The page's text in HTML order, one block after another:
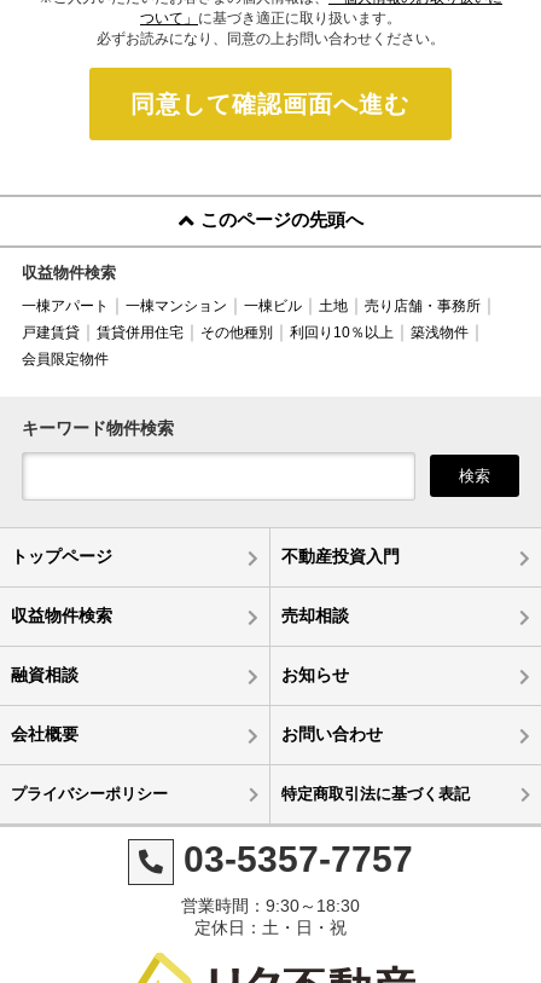
ついて」 に基づき適正に取り扱います。
必ずお読みになり、同意の上お問い合わせください。
同意して確認画面へ進む
このページの先頭へ
収益物件検索
一棟アパート 一棟マンション 一棟ビル 土地
売り店舗・事務所
戸建賃貸
賃貸併用住宅 その他種別 利回り10％以上
築浅物件
会員限定物件
キーワード物件検索
検索
トップページ 不動産投資入門
収益物件検索 売却相談
融資相談 お知らせ
会社概要 お問い合わせ
プライバシーポリシー 特定商取引法に基づく表記
03-5357-7757
営業時間：9:30～18:30
定休日：土・日・祝